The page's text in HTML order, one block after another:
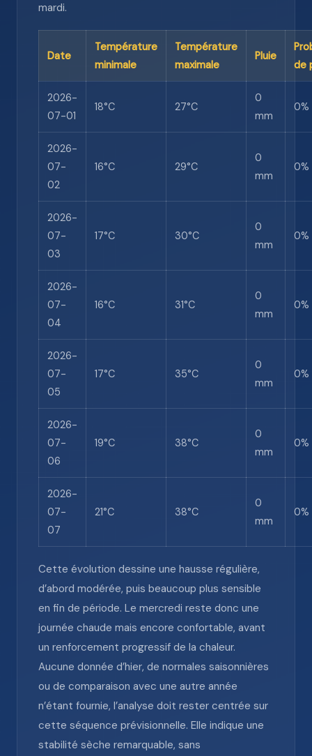
mardi.
Date
Température
minimale
Température
maximale
Pluie
de
2026-
07-01
18°C 27°C
0
mm
0%
2026-
07-
02
16°C 29°C
0
mm
0%
2026-
07-
03
17°C 30°C
0
mm
0%
2026-
07-
04
16°C 31°C
0
mm
0%
2026-
07-
05
17°C 35°C
0
mm
0%
2026-
07-
06
19°C 38°C
0
mm
0%
2026-
07-
07
21°C 38°C
0
mm
0%
Cette évolution dessine une hausse régulière,
d’abord modérée, puis beaucoup plus sensible
en fin de période. Le mercredi reste donc une
journée chaude mais encore confortable, avant
un renforcement progressif de la chaleur.
Aucune donnée d’hier, de normales saisonnières
ou de comparaison avec une autre année
n’étant fournie, l’analyse doit rester centrée sur
cette séquence prévisionnelle. Elle indique une
stabilité sèche remarquable, sans